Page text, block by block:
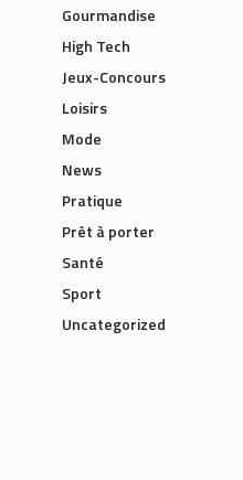
Gourmandise
High Tech
Jeux-Concours
Loisirs
Mode
News
Pratique
Prêt à porter
Santé
Sport
Uncategorized